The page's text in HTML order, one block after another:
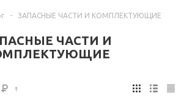
- ЗАПАСНЫЕ ЧАСТИ И КОМПЛЕКТУЮЩИЕ
ЧАСТИ И